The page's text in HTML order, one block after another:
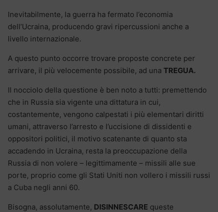
Inevitabilmente, la guerra ha fermato l’economia
dell’Ucraina, producendo gravi ripercussioni anche a
livello internazionale.
A questo punto occorre trovare proposte concrete per
arrivare, il più velocemente possibile, ad una TREGUA.
Il nocciolo della questione è ben noto a tutti: premettendo
che in Russia sia vigente una dittatura in cui,
costantemente, vengono calpestati i più elementari diritti
umani, attraverso l’arresto e l’uccisione di dissidenti e
oppositori politici, il motivo scatenante di quanto sta
accadendo in Ucraina, resta la preoccupazione della
Russia di non volere – legittimamente – missili alle sue
porte, proprio come gli Stati Uniti non vollero i missili russi
a Cuba negli anni 60.
Bisogna, assolutamente, DISINNESCARE queste